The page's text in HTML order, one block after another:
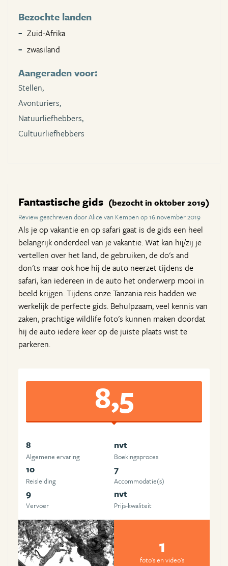
Bezochte landen
Zuid-Afrika
zwasiland
Aangeraden voor:
Stellen,
Avonturiers,
Natuurliefhebbers,
Cultuurliefhebbers
Fantastische gids (bezocht in oktober 2019)
Review geschreven door Alice van Kempen op 16 november 2019
Als je op vakantie en op safari gaat is de gids een heel
belangrijk onderdeel van je vakantie. Wat kan hij/zij je
vertellen over het land, de gebruiken, de do's and
don'ts maar ook hoe hij de auto neerzet tijdens de
safari, kan iedereen in de auto het onderwerp mooi in
beeld krijgen. Tijdens onze Tanzania reis hadden we
werkelijk de perfecte gids. Behulpzaam, veel kennis van
zaken, prachtige wildlife foto's kunnen maken doordat
hij de auto iedere keer op de juiste plaats wist te
parkeren.
8,5
8
Algemene ervaring
nvt
Boekingsproces
10
Reisleiding
7
Accommodatie(s)
9
Vervoer
nvt
Prijs-kwaliteit
1
foto's en video's